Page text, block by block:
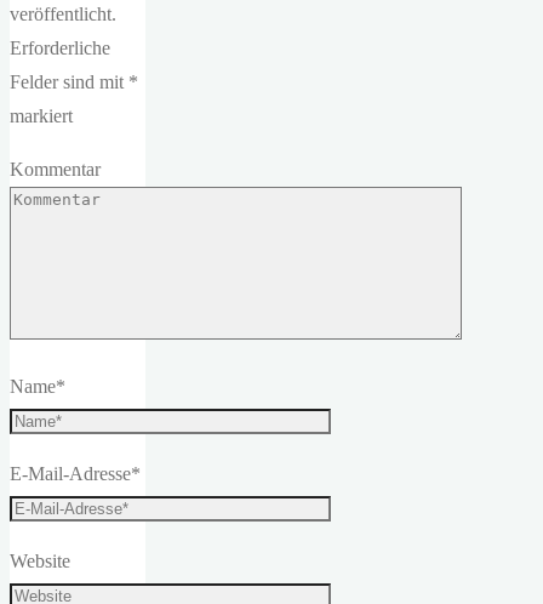
veröffentlicht.
Erforderliche
Felder sind mit *
markiert
Kommentar
Name*
E-Mail-Adresse*
Website